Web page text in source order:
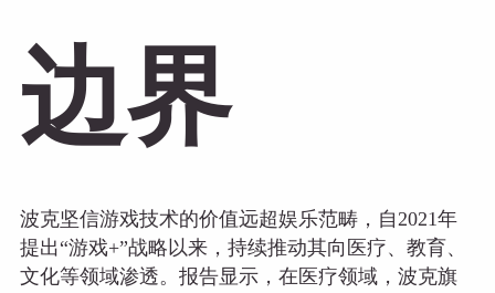
边界
波克坚信游戏技术的价值远超娱乐范畴，自2021年
提出“游戏+”战略以来，持续推动其向医疗、教育、
文化等领域渗透。报告显示，在医疗领域，波克旗